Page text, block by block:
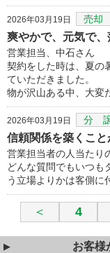
2026年03月19日 売却
爽やかで、元気で
営業担当、中石さん
契約をした時は、夏の
ていただきました。
物が沢山ある中、大変
2026年03月19日 分
信頼関係を築くこ
営業担当者の人当たり
どんな質問でもいつも
う立場よりかは客側に
＜ 4
お客様